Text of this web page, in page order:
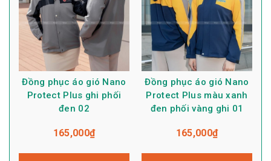
Đồng phục áo gió Nano
Protect Plus ghi phối
đen 02
165,000₫
Đồng phục áo gió Nano
Protect Plus màu xanh
đen phối vàng ghi 01
165,000₫